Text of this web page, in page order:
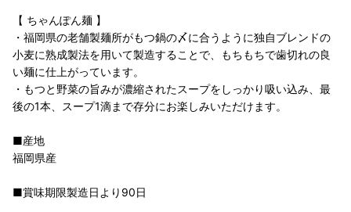
【 ちゃんぽん麺 】
・福岡県の老舗製麺所がもつ鍋の〆に合うように独自ブレンドの
小麦に熟成製法を用いて製造することで、もちもちで歯切れの良
い麺に仕上がっています。
・もつと野菜の旨みが濃縮されたスープをしっかり吸い込み、最
後の1本、スープ1滴まで存分にお楽しみいただけます。
■産地
福岡県産
■賞味期限製造日より90日